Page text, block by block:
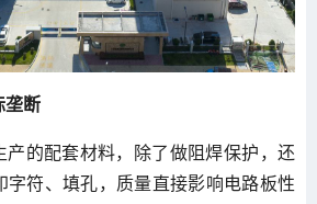
垄断
产的配套材料，除了做阻焊保护，还
字符、填孔，质量直接影响电路板性